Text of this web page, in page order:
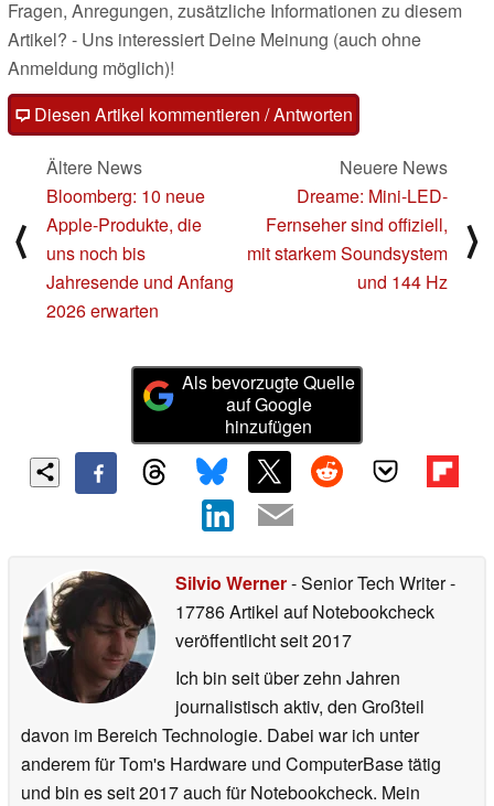
Fragen, Anregungen, zusätzliche Informationen zu diesem
Artikel? - Uns interessiert Deine Meinung (auch ohne
Anmeldung möglich)!
Diesen Artikel kommentieren / Antworten
⟨
Ältere News
Bloomberg: 10 neue
Apple-Produkte, die
uns noch bis
Jahresende und Anfang
2026 erwarten
Neuere News
Dreame: Mini-LED-
Fernseher sind offiziell,
mit starkem Soundsystem
und 144 Hz
⟩
Als bevorzugte Quelle
auf Google
hinzufügen
Silvio Werner- Senior Tech Writer-
17786 Artikel auf Notebookcheck
veröffentlichtseit 2017
Ich bin seit über zehn Jahren
journalistisch aktiv, den Großteil
davon im Bereich Technologie. Dabei war ich unter
anderem für Tom's Hardware und ComputerBase tätig
und bin es seit 2017 auch für Notebookcheck. Mein